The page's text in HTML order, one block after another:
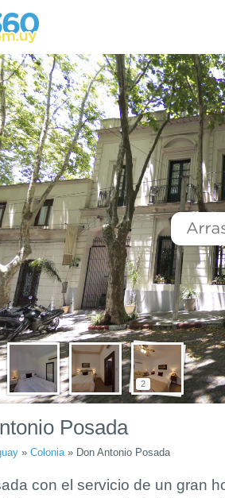
2
Posada
» Colonia» Don Antonio Posada
con el servicio de un gran